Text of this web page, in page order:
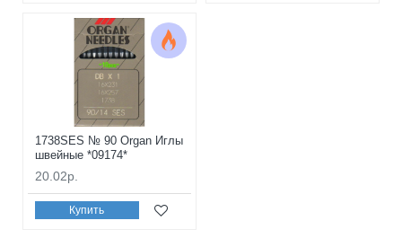
1738SES № 90 Organ Иглы
швейные *09174*
20.02р.
Купить